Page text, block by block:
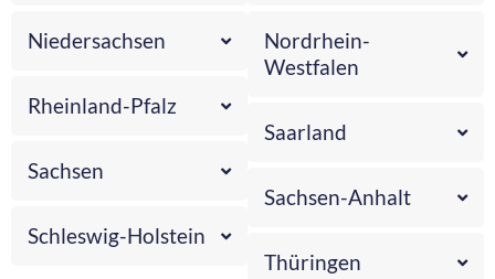
Niedersachsen
Rheinland-Pfalz
Sachsen
Schleswig-Holstein
Nordrhein-
Westfalen
Saarland
Sachsen-Anhalt
Thüringen